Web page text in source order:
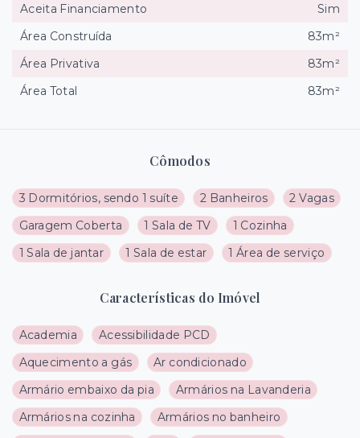
Cômodos
3 Dormitórios, sendo 1 suíte 2 Banheiros
2 Vagas
Garagem Coberta
1 Sala de TV
1 Cozinha
1 Sala de jantar
1 Sala de estar 1 Área de serviço
Características do Imóvel
Academia
Acessibilidade PCD
Aquecimento a gás
Ar condicionado
Armário embaixo da pia
Armários na Lavanderia
Armários na cozinha
Armários no banheiro
Aceita Financiamento
Sim
Área Construída
83m²
Área Privativa
83m²
Área Total
83m²